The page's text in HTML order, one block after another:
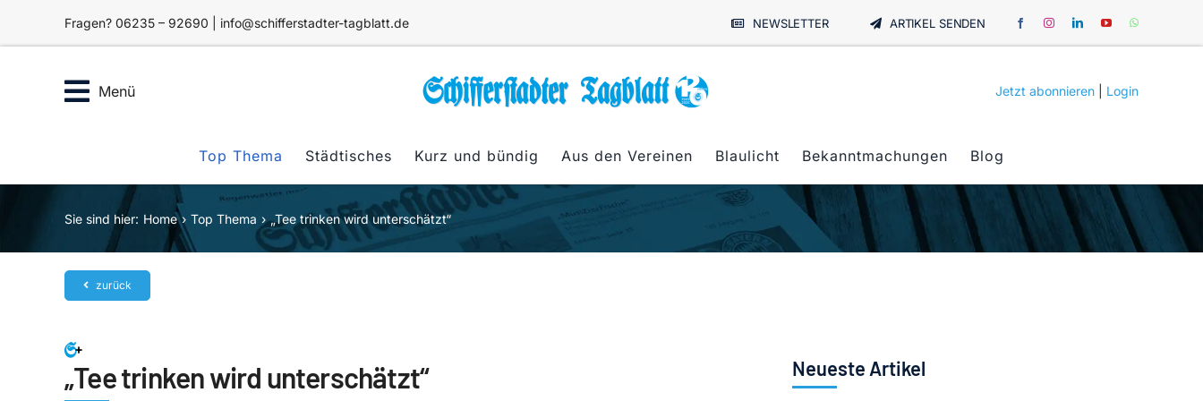
Fragen? 06235 – 92690 | info@schifferstadter-tagblatt.de NEWSLETTER ARTIKEL SENDEN
Menü Jetzt abonnieren Login
Top Thema Städtisches Kurz und bündig Aus den Vereinen Blaulicht Bekanntmachungen Blog
Sie sind hier: Home Top Thema „Tee trinken wird unterschätzt“
zurück
„Tee trinken wird unterschätzt“ Neueste Artikel